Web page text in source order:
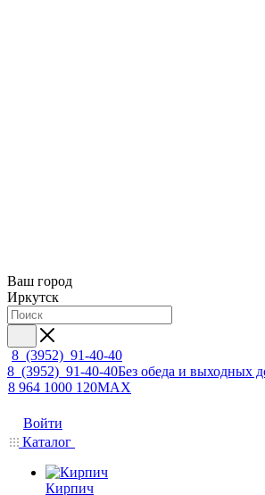
Ваш город
Иркутск
8 (3952) 91-40-40
8 (3952) 91-40-40Без обеда и выходных
8 964 1000 120MAX
Войти
Каталог
Кирпич